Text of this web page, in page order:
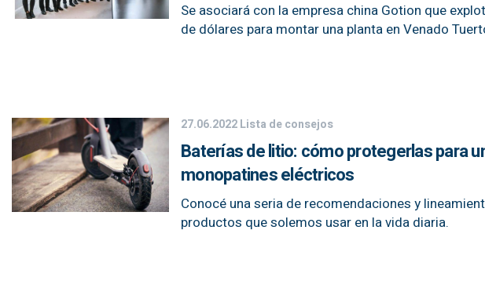
Se asociará con la empresa china Gotion que
de dólares para montar una planta en Venado
27.06.2022Lista de consejos
Baterías de litio: cómo protegerlas para
monopatines eléctricos
Conocé una seria de recomendaciones y
productos que solemos usar en la vida diaria.